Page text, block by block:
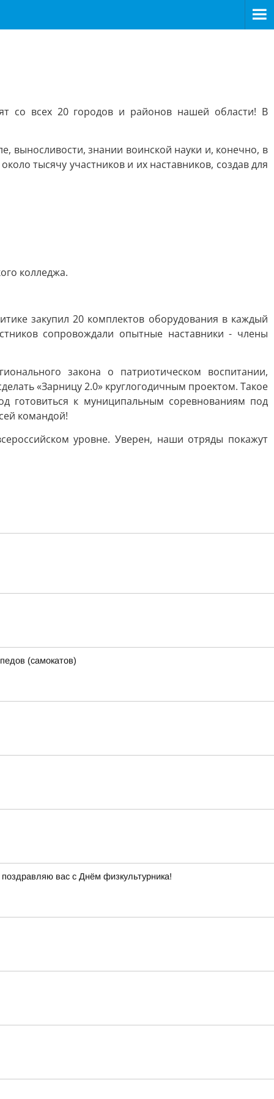
со всех 20 городов и районов нашей области! В
выносливости, знании воинской науки и, конечно, в
тысячу участников и их наставников, создав для
колледжа.
закупил 20 комплектов оборудования в каждый
сопровождали опытные наставники - члены
закона о патриотическом воспитании,
«Зарницу 2.0» круглогодичным проектом. Такое
готовиться к муниципальным соревнованиям под
командой!
уровне. Уверен, наши отряды покажут
(самокатов)
вас с Днём физкультурника!